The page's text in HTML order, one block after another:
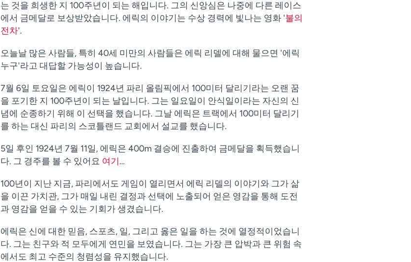
는 것을 희생한 지 100주년이 되는 해입니다. 그의 신앙심은 나중에 다른 레이스
에서 금메달로 보상받았습니다. 에릭의 이야기는 수상 경력에 빛나는 영화 '불의
전차'.
오늘날 많은 사람들, 특히 40세 미만의 사람들은 에릭 리델에 대해 물으면 '에릭
누구'라고 대답할 가능성이 높습니다.
7월 6일 토요일은 에릭이 1924년 파리 올림픽에서 100미터 달리기라는 오랜 꿈
을 포기한 지 100주년이 되는 날입니다. 그는 일요일이 안식일이라는 자신의 신
념에 순종하기 위해 이 선택을 했습니다. 그날 에릭은 트랙에서 100미터 달리기
를 하는 대신 파리의 스코틀랜드 교회에서 설교를 했습니다.
5일 후인 1924년 7월 11일, 에릭은 400m 결승에 진출하여 금메달을 획득했습니
다. 그 경주를 볼 수 있어요 여기…
100년이 지난 지금, 파리에서도 게임이 열리면서 에릭 리델의 이야기와 그가 삶
을 이끈 가치관, 그가 매일 내린 결정과 선택에 노출되어 얻은 영감을 통해 도전
과 영감을 얻을 수 있는 기회가 생겼습니다.
에릭은 신에 대한 믿음, 스포츠, 일, 그리고 옳은 일을 하는 것에 열정적이었습니
다. 그는 친구와 적 모두에게 연민을 보였습니다. 그는 가장 큰 압박과 큰 위험 속
에서도 최고 수준의 청렴성을 유지했습니다.